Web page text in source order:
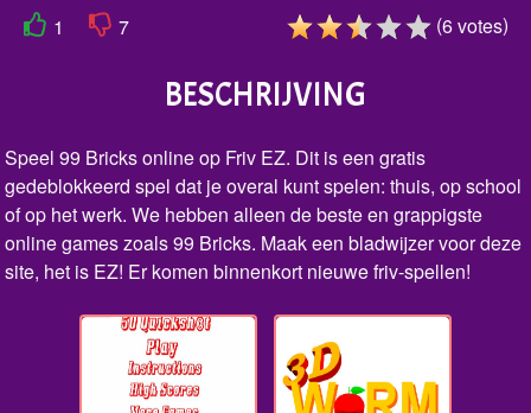
1 7 (6votes)
BESCHRIJVING
Speel 99 Bricks online op Friv EZ. Dit is een gratis
gedeblokkeerd spel dat je overal kunt spelen: thuis, op school
of op het werk. We hebben alleen de beste en grappigste
online games zoals 99 Bricks. Maak een bladwijzer voor deze
site, het is EZ! Er komen binnenkort nieuwe friv-spellen!